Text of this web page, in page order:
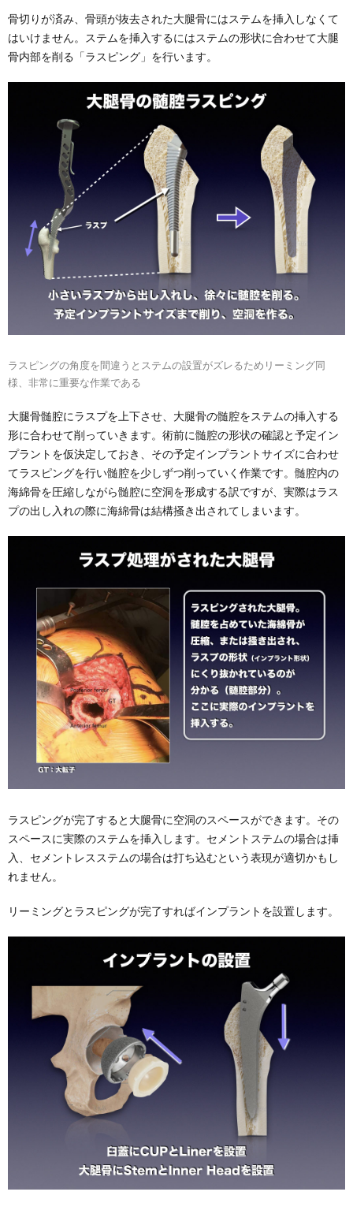
骨切りが済み、骨頭が抜去された大腿骨にはステムを挿入しなくて
はいけません。ステムを挿入するにはステムの形状に合わせて大腿
骨内部を削る「ラスピング」を行います。
ラスピングの角度を間違うとステムの設置がズレるためリーミング同
様、非常に重要な作業である
大腿骨髄腔にラスプを上下させ、大腿骨の髄腔をステムの挿入する
形に合わせて削っていきます。術前に髄腔の形状の確認と予定イン
プラントを仮決定しておき、その予定インプラントサイズに合わせ
てラスピングを行い髄腔を少しずつ削っていく作業です。髄腔内の
海綿骨を圧縮しながら髄腔に空洞を形成する訳ですが、実際はラス
プの出し入れの際に海綿骨は結構掻き出されてしまいます。
ラスピングが完了すると大腿骨に空洞のスペースができます。その
スペースに実際のステムを挿入します。セメントステムの場合は挿
入、セメントレスステムの場合は打ち込むという表現が適切かもし
れません。
リーミングとラスピングが完了すればインプラントを設置します。